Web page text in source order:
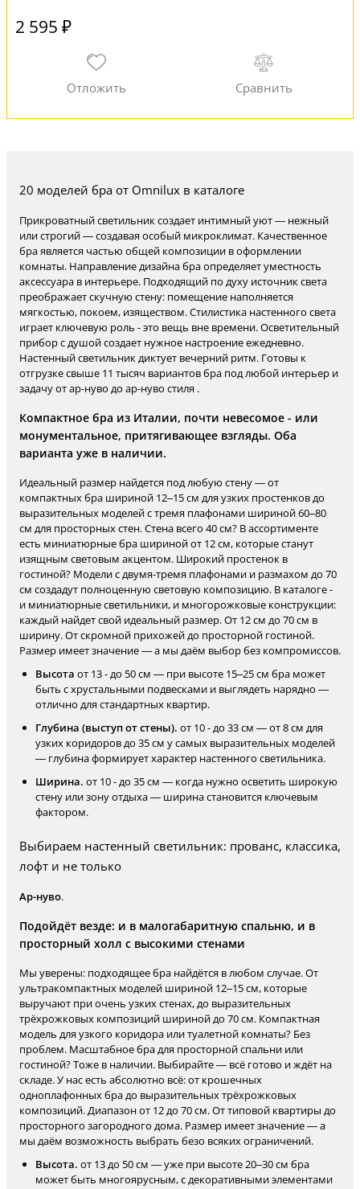
2 595 ₽
20 моделей бра от Omnilux в каталоге
Прикроватный светильник создает интимный уют — нежный
или строгий — создавая особый микроклимат. Качественное
бра является частью общей композиции в оформлении
комнаты. Направление дизайна бра определяет уместность
аксессуара в интерьере. Подходящий по духу источник света
преображает скучную стену: помещение наполняется
мягкостью, покоем, изяществом. Стилистика настенного света
играет ключевую роль - это вещь вне времени. Осветительный
прибор с душой создает нужное настроение ежедневно.
Настенный светильник диктует вечерний ритм. Готовы к
отгрузке свыше 11 тысяч вариантов бра под любой интерьер и
задачу от ар-нуво до ар-нуво стиля .
Компактное бра из Италии, почти невесомое - или
монументальное, притягивающее взгляды. Оба
варианта уже в наличии.
Идеальный размер найдется под любую стену — от
компактных бра шириной 12–15 см для узких простенков до
выразительных моделей с тремя плафонами шириной 60–80
см для просторных стен. Стена всего 40 см? В ассортименте
есть миниатюрные бра шириной от 12 см, которые станут
изящным световым акцентом. Широкий простенок в
гостиной? Модели с двумя-тремя плафонами и размахом до 70
см создадут полноценную световую композицию. В каталоге -
и миниатюрные светильники, и многорожковые конструкции:
каждый найдет свой идеальный размер. От 12 см до 70 см в
ширину. От скромной прихожей до просторной гостиной.
Размер имеет значение — а мы даём выбор без компромиссов.
Высота от 13 - до 50 см — при высоте 15–25 см бра может
быть с хрустальными подвесками и выглядеть нарядно —
отлично для стандартных квартир.
Глубина (выступ от стены). от 10 - до 33 см — от 8 см для
узких коридоров до 35 см у самых выразительных моделей
— глубина формирует характер настенного светильника.
Ширина. от 10 - до 35 см — когда нужно осветить широкую
стену или зону отдыха — ширина становится ключевым
фактором.
Выбираем настенный светильник: прованс, классика,
лофт и не только
Ар-нуво.
Подойдёт везде: и в малогабаритную спальню, и в
просторный холл с высокими стенами
Мы уверены: подходящее бра найдётся в любом случае. От
ультракомпактных моделей шириной 12–15 см, которые
выручают при очень узких стенах, до выразительных
трёхрожковых композиций шириной до 70 см. Компактная
модель для узкого коридора или туалетной комнаты? Без
проблем. Масштабное бра для просторной спальни или
гостиной? Тоже в наличии. Выбирайте — всё готово и ждёт на
складе. У нас есть абсолютно всё: от крошечных
одноплафонных бра до выразительных трёхрожковых
композиций. Диапазон от 12 до 70 см. От типовой квартиры до
просторного загородного дома. Размер имеет значение — а
мы даём возможность выбрать безо всяких ограничений.
Высота. от 13 до 50 см — уже при высоте 20–30 см бра
может быть многоярусным, с декоративными элементами